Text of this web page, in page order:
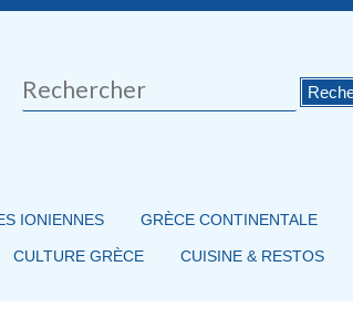
Rechercher
IONIENNES GRÈCE CONTINENTALE
CULTURE GRÈCE CUISINE & RESTOS